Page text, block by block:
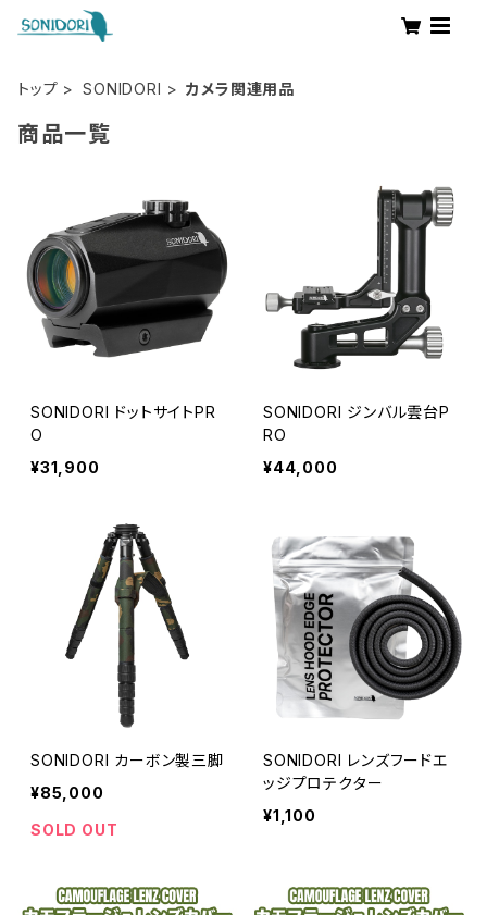
トップ SONIDORI カメラ関連用品
商品一覧
SONIDORI ドットサイトPR
O
¥31,900
SONIDORI ジンバル雲台P
RO
¥44,000
SONIDORI カーボン製三脚
¥85,000
SOLD OUT
SONIDORI レンズフードエ
ッジプロテクター
¥1,100